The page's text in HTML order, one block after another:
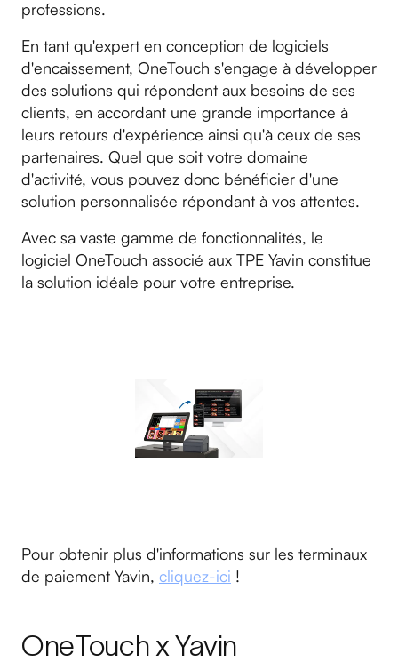
professions.
En tant qu'expert en conception de logiciels
d'encaissement, OneTouch s'engage à développer
des solutions qui répondent aux besoins de ses
clients, en accordant une grande importance à
leurs retours d'expérience ainsi qu'à ceux de ses
partenaires. Quel que soit votre domaine
d'activité, vous pouvez donc bénéficier d'une
solution personnalisée répondant à vos attentes.
Avec sa vaste gamme de fonctionnalités, le
logiciel OneTouch associé aux TPE Yavin constitue
la solution idéale pour votre entreprise.
Pour obtenir plus d'informations sur les terminaux
de paiement Yavin, cliquez-ici !
OneTouch x Yavin